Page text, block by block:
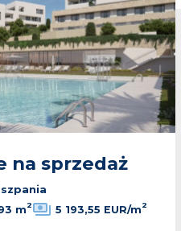
na sprzedaż
m2 5 193,55 EUR/m2